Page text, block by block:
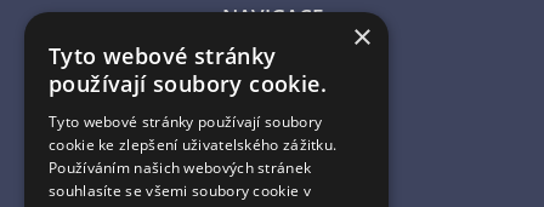
NAVIGACE
Úvodní strana
Katalog zboží
Nákupní košík
Obchodní podmínky
Kontaktní informace
Odstoupení od smlouvy
×
Tyto webové stránky
používají soubory cookie.
Tyto webové stránky používají soubory
cookie ke zlepšení uživatelského zážitku.
Používáním našich webových stránek
souhlasíte se všemi soubory cookie v